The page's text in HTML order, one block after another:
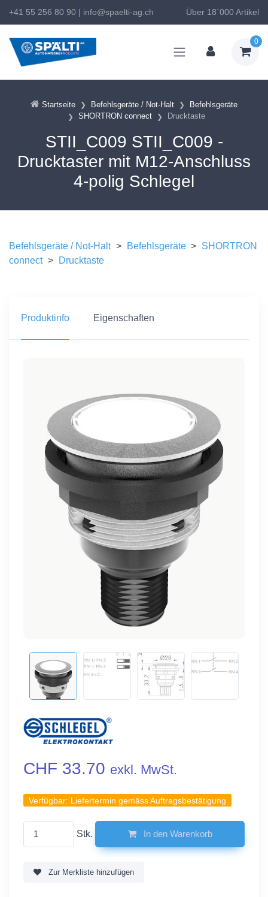
+41 55 256 80 90 | info@spaelti-ag.ch Über 18`000 Artikel
0
Startseite Befehlsgeräte / Not-Halt
Befehlsgeräte
SHORTRON connect
Drucktaste
STII_C009 STII_C009 -
Drucktaster mit M12-Anschluss
4-polig Schlegel
Befehlsgeräte / Not-Halt > Befehlsgeräte > SHORTRON
connect > Drucktaste
Produktinfo Eigenschaften
CHF 33.70 exkl. MwSt.
Verfügbar: Liefertermin gemäss Auftragsbestätigung
Stk. In den Warenkorb
Zur Merkliste hinzufügen